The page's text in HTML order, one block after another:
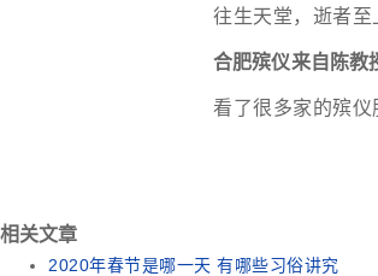
往生天堂，逝者
合肥殡仪来自陈教
看了很多家的殡
相关文章
2020年春节是哪一天 有哪些习俗讲究